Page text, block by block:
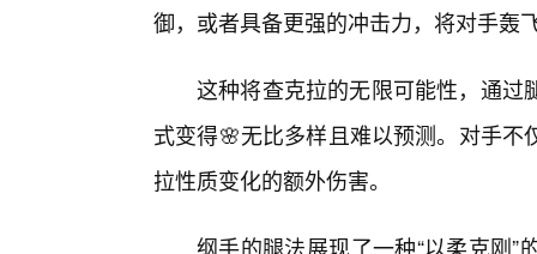
御，或者具备更强的冲击力，将对手轰
这种将查克拉的无限可能性，通过
式变得🌸无比多样且难以预测。对手
拉性质变化的额外伤害。
纲手的腿法展现了一种“以柔克刚